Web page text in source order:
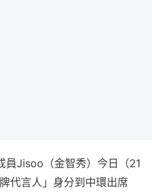
員Jisoo（金智秀）今日（21
代言人」身分到中環出席